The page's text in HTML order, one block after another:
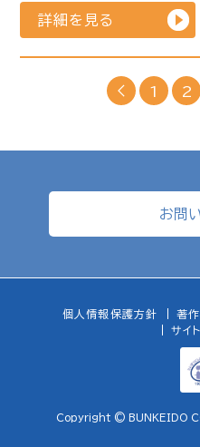
詳細を見る
1 2
お問
個人情報保護方針 著
サイ
Copyright © BUNKEIDO